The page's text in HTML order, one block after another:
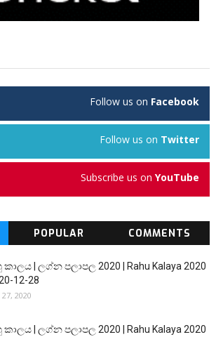
Follow us on Facebook
Follow us on Twitter
Subscribe us onYouTube
POPULAR COMMENTS
කාලය | ලග්න පලාපල 2020 | Rahu Kalaya 2020
12-28
2020
කාලය | ලග්න පලාපල 2020 | Rahu Kalaya 2020